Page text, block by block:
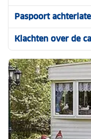
Paspoort
Klachten over de